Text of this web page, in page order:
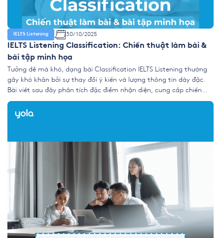
IELTS Listening 30/10/2025
IELTS Listening Classification: Chiến thuật làm bài &
bài tập minh họa
Tưởng dễ mà khó, dạng bài Classification IELTS Listening thường
gây khó khăn bởi sự thay đổi ý kiến và lượng thông tin dày đặc.
Bài viết sau đây phân tích đặc điểm nhận diện, cung cấp chiến
lược xử lý signposting, cùng bài tập thực hành có đáp án giúp thí
sinh rèn khả […]